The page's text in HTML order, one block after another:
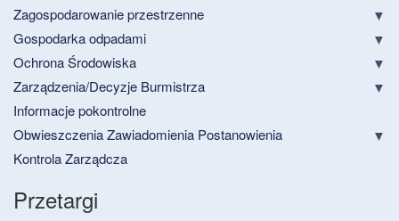
Zagospodarowanie przestrzenne
Gospodarka odpadami
Ochrona Środowiska
Zarządzenia/Decyzje Burmistrza
Informacje pokontrolne
Obwieszczenia Zawiadomienia Postanowienia
Kontrola Zarządcza
Przetargi